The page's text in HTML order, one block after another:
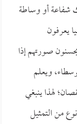
شفاعة أو وساطة
يعرفون
صورتهم إذا
ويعلم
لهذا ينبغي
من التمثيل